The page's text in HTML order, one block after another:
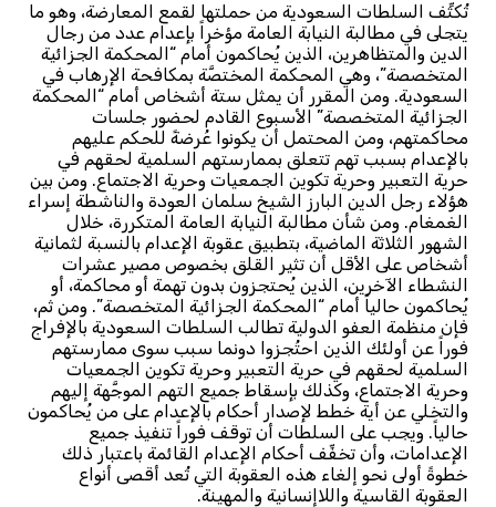
تُكثِّف السلطات السعودية من حملتها لقمع المعارضة، وهو ما
يتجلى في مطالبة النيابة العامة مؤخراً بإعدام عدد من رجال
الدين والمتظاهرين، الذين يُحاكمون أمام “المحكمة الجزائية
المتخصصة”، وهي المحكمة المختصَّة بمكافحة الإرهاب في
السعودية. ومن المقرر أن يمثل ستة أشخاص أمام “المحكمة
الجزائية المتخصصة” الأسبوع القادم لحضور جلسات
محاكمتهم، ومن المحتمل أن يكونوا عُرضةً للحكم عليهم
بالإعدام بسبب تهم تتعلق بممارستهم السلمية لحقهم في
حرية التعبير وحرية تكوين الجمعيات وحرية الاجتماع. ومن بين
هؤلاء رجل الدين البارز الشيخ سلمان العودة والناشطة إسراء
الغمغام. ومن شأن مطالبة النيابة العامة المتكررة، خلال
الشهور الثلاثة الماضية، بتطبيق عقوبة الإعدام بالنسبة لثمانية
أشخاص على الأقل أن تثير القلق بخصوص مصير عشرات
النشطاء الآخرين، الذين يُحتجزون بدون تهمة أو محاكمة، أو
يُحاكمون حالياً أمام “المحكمة الجزائية المتخصصة”. ومن ثم،
فإن منظمة العفو الدولية تطالب السلطات السعودية بالإفراج
فوراً عن أولئك الذين احتُجزوا دونما سبب سوى ممارستهم
السلمية لحقهم في حرية التعبير وحرية تكوين الجمعيات
وحرية الاجتماع، وكذلك بإسقاط جميع التهم الموجَّهة إليهم
والتخلي عن أية خطط لإصدار أحكام بالإعدام على من يُحاكمون
حالياً. ويجب على السلطات أن توقف فوراً تنفيذ جميع
الإعدامات، وأن تخفِّف أحكام الإعدام القائمة باعتبار ذلك
خطوةً أولى نحو إلغاء هذه العقوبة التي تُعد أقصى أنواع
العقوبة القاسية واللاإنسانية والمهينة.